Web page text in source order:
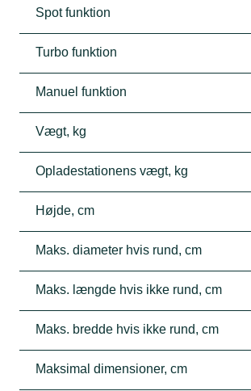
Spot funktion
Turbo funktion
Manuel funktion
Vægt, kg
Opladestationens vægt, kg
Højde, cm
Maks. diameter hvis rund, cm
Maks. længde hvis ikke rund, cm
Maks. bredde hvis ikke rund, cm
Maksimal dimensioner, cm